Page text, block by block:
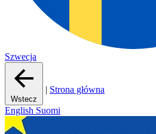
Szwecja
Wstecz
| Strona główna
English Suomi